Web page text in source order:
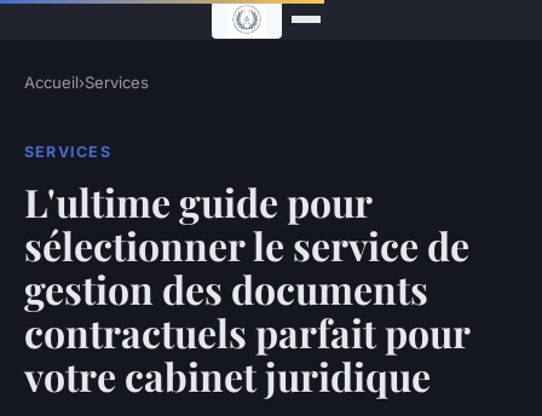
Accueil›Services
SERVICES
L'ultime guide pour
sélectionner le service de
gestion des documents
contractuels parfait pour
votre cabinet juridique